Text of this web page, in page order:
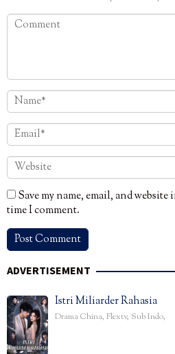
Save my name, email, and
time I comment.
ADVERTISEMENT
Istri Miliarder Rahasia
Drama China, Flextv, Sub Indo,